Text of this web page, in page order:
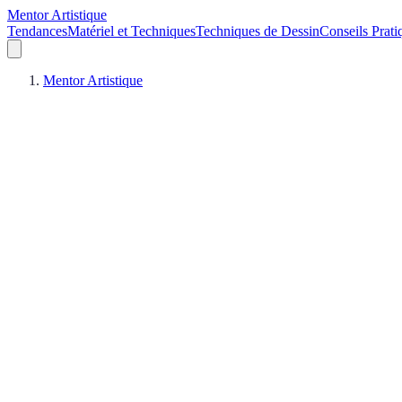
Mentor Artistique
TendancesMatériel et TechniquesTechniques de DessinConseils
Mentor Artistique